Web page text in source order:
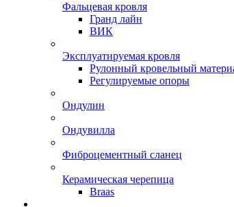
Фальцевая кровля
Гранд лайн
ВИК
Эксплуатируемая кровля
Рулонный кровельный
Регулируемые опоры
Ондулин
Ондувилла
Фиброцементный сланец
Керамическая черепица
Braas